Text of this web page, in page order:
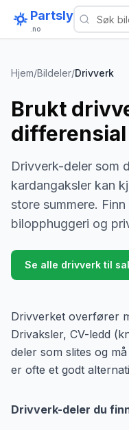
Partsly
.no
Hjem/Bildeler/Drivverk
Brukt
Drivverk-deler som
kardangaksler kan
store summere.
bilopphuggeri og
Se alle drivverk til
Drivverket overfører
Drivaksler, CV-ledd
deler som slites og
er ofte et godt
Drivverk-deler du